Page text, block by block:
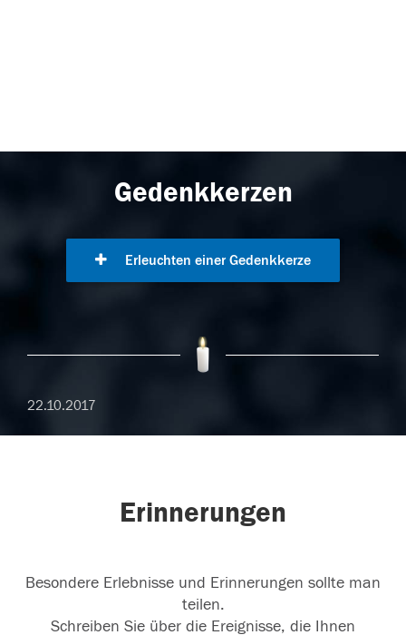
Gedenkkerzen
Erleuchten einer Gedenkkerze
22.10.2017
Erinnerungen
Besondere Erlebnisse und Erinnerungen sollte man
teilen.
Schreiben Sie über die Ereignisse, die Ihnen